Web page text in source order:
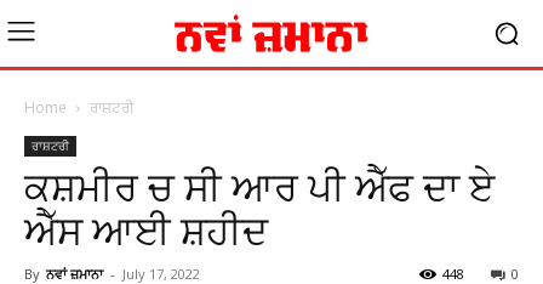
Home ਰਾਸ਼ਟਰੀ
ਰਾਸ਼ਟਰੀ
ਕਸ਼ਮੀਰ ਚ ਸੀ ਆਰ ਪੀ ਐੱਫ ਦਾ ਏ
ਐੱਸ ਆਈ ਸ਼ਹੀਦ
By ਨਵਾਂ ਜ਼ਮਾਨਾ - July 17, 2022 0
448